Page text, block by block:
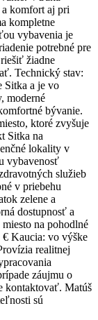
komfort aj pri
kompletne
vybavenia je
potrebné pre
žiadne
Technický stav:
Sitka a je vo
moderné
bývanie.
ktoré zvyšuje
Sitka na
lokality v
vybavenosť
služieb
v priebehu
zelene a
dostupnosť a
na pohodlné
€ Kaucia: vo výške
realitnej
záujmu o
kontaktovať. Matúš
sú